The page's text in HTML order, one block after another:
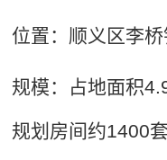
位置：顺义区李
规模：占地面积
规划房间约1400